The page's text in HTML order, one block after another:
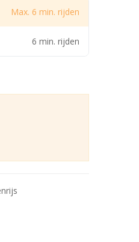
A16,
vervoer is het
Max. 6 min. rijden
6 min. rijden